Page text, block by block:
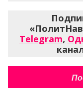
Telegram,